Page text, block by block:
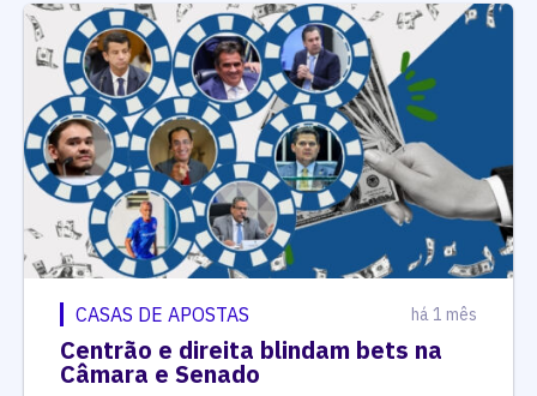
CASAS DE APOSTAS há 1 mês
Centrão e direita blindam bets na
Câmara e Senado